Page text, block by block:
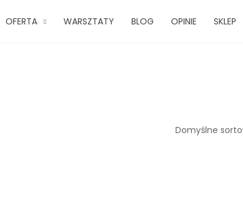
OFERTA WARSZTATY BLOG OPINIE SKLEP